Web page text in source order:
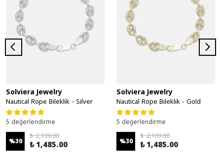
Solviera Jewelry
Nautical Rope Bileklik - Silver
5 değerlendirme
%30
₺ 2,109.00
₺ 1,485.00
Solviera Jewelry
Nautical Rope Bileklik - Gold
5 değerlendirme
%30
₺ 2,109.00
₺ 1,485.00